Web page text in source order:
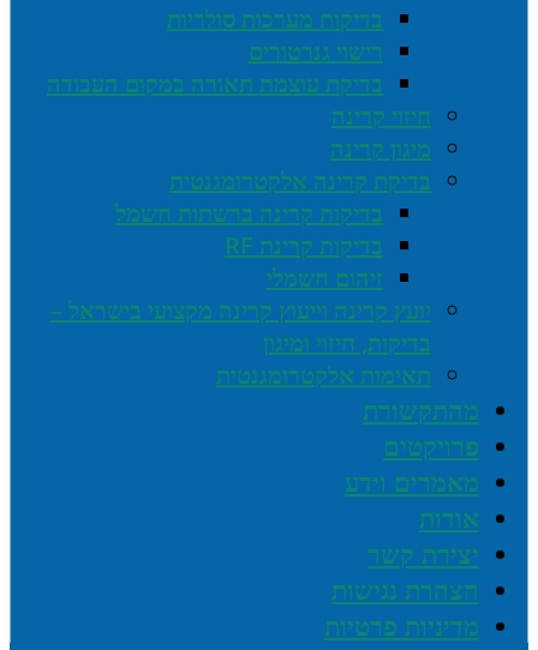
בדיקות מערכות סולריות
רישוי גנרטורים
בדיקת עוצמת תאורה במקום העבודה
חיזוי קרינה
מיגון קרינה
בדיקת קרינה אלקטרומגנטית
בדיקות קרינה ברשתות חשמל
בדיקות קרינת RF
זיהום חשמלי
יועץ קרינה וייעוץ קרינה מקצועי בישראל –
בדיקות, חיזוי ומיגון
תאימות אלקטרומגנטית
מהתקשורת
פרויקטים
מאמרים וידע
אודות
יצירת קשר
הצהרת נגישות
מדיניות פרטיות